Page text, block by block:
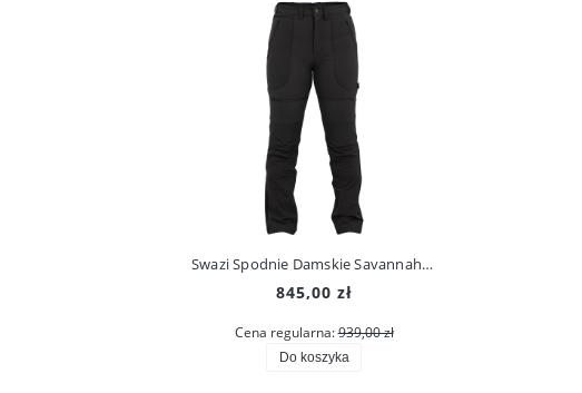
Swazi Spodnie Damskie Savannah Pants Iron Sand
845,00 zł
Cena regularna:939,00 zł
Do koszyka